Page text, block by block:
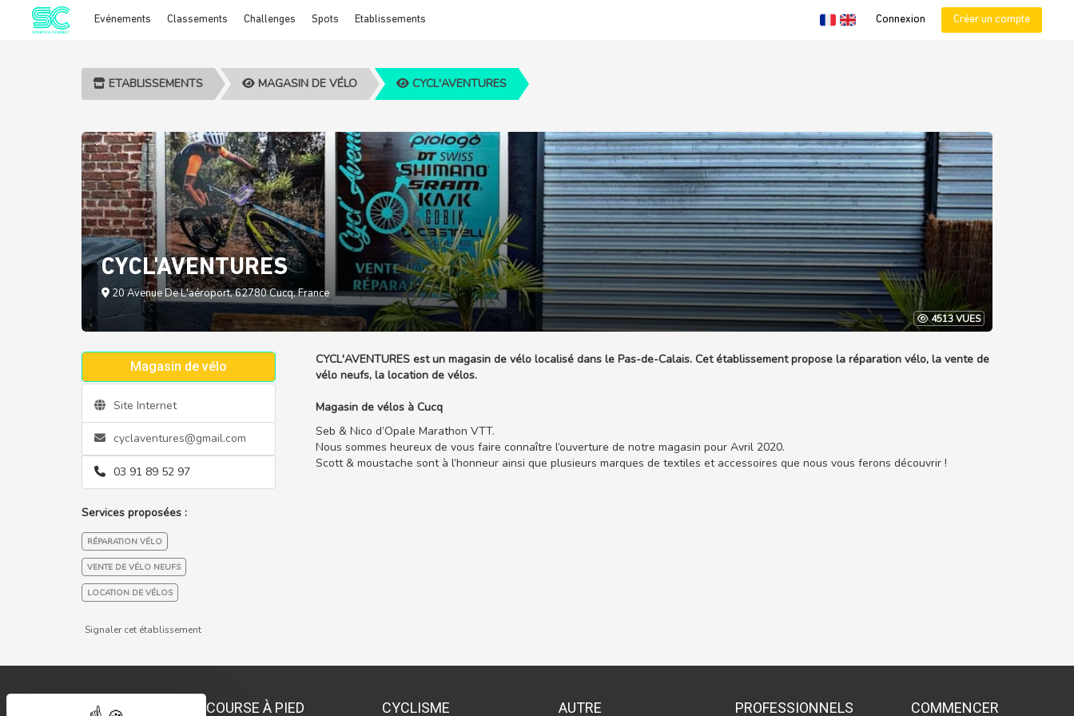
Evénements Classements Challenges Spots Etablissements Connexion Créer un compte
ETABLISSEMENTS MAGASIN DE VÉLO CYCL'AVENTURES
CYCL'AVENTURES
20 Avenue De L'aéroport, 62780 Cucq, France
4513 VUES
Magasin de vélo
Site Internet
cyclaventures@gmail.com
03 91 89 52 97
Services proposées :
RÉPARATION VÉLO
VENTE DE VÉLO NEUFS
LOCATION DE VÉLOS
Signaler cet établissement
CYCL'AVENTURES est un magasin de vélo localisé dans le Pas-de-Calais. Cet établissement propose la réparation vélo, la vente de
vélo neufs, la location de vélos.
Magasin de vélos à Cucq
Seb & Nico d’Opale Marathon VTT.
Nous sommes heureux de vous faire connaître l’ouverture de notre magasin pour Avril 2020.
Scott & moustache sont à l’honneur ainsi que plusieurs marques de textiles et accessoires que nous vous ferons découvrir !
COURSE À PIED CYCLISME AUTRE PROFESSIONNELS COMMENCER